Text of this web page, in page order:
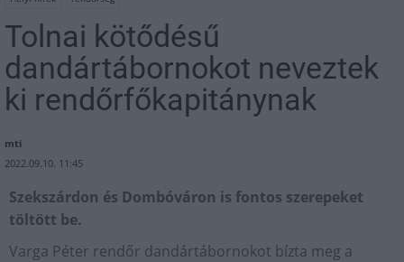
Tolnai kötődésű
dandártábornokot neveztek
ki rendőrfőkapitánynak
mti
2022.09.10. 11:45
Szekszárdon és Dombóváron is fontos szerepeket
töltött be.
Varga Péter rendőr dandártábornokot bízta meg a